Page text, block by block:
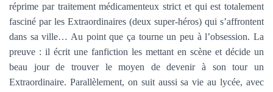
réprime par traitement médicamenteux strict et qui est totalement
fasciné par les Extraordinaires (deux super-héros) qui s’affrontent
dans sa ville… Au point que ça tourne un peu à l’obsession. La
preuve : il écrit une fanfiction les mettant en scène et décide un
beau jour de trouver le moyen de devenir à son tour un
Extraordinaire. Parallèlement, on suit aussi sa vie au lycée, avec